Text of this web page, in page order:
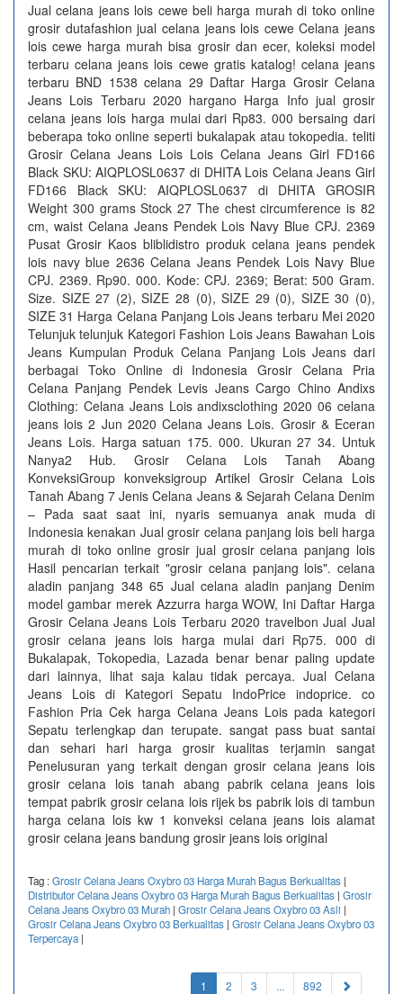
Jual celana jeans lois cewe beli harga murah di toko online
grosir dutafashion jual celana jeans lois cewe Celana jeans
lois cewe harga murah bisa grosir dan ecer, koleksi model
terbaru celana jeans lois cewe gratis katalog! celana jeans
terbaru BND 1538 celana 29 Daftar Harga Grosir Celana
Jeans Lois Terbaru 2020 hargano Harga Info jual grosir
celana jeans lois harga mulai dari Rp83. 000 bersaing dari
beberapa toko online seperti bukalapak atau tokopedia. teliti
Grosir Celana Jeans Lois Lois Celana Jeans Girl FD166
Black SKU: AIQPLOSL0637 di DHITA Lois Celana Jeans Girl
FD166 Black SKU: AIQPLOSL0637 di DHITA GROSIR
Weight 300 grams Stock 27 The chest circumference is 82
cm, waist Celana Jeans Pendek Lois Navy Blue CPJ. 2369
Pusat Grosir Kaos bliblidistro produk celana jeans pendek
lois navy blue 2636 Celana Jeans Pendek Lois Navy Blue
CPJ. 2369. Rp90. 000. Kode: CPJ. 2369; Berat: 500 Gram.
Size. SIZE 27 (2), SIZE 28 (0), SIZE 29 (0), SIZE 30 (0),
SIZE 31 Harga Celana Panjang Lois Jeans terbaru Mei 2020
Telunjuk telunjuk Kategori Fashion Lois Jeans Bawahan Lois
Jeans Kumpulan Produk Celana Panjang Lois Jeans dari
berbagai Toko Online di Indonesia Grosir Celana Pria
Celana Panjang Pendek Levis Jeans Cargo Chino Andixs
Clothing: Celana Jeans Lois andixsclothing 2020 06 celana
jeans lois 2 Jun 2020 Celana Jeans Lois. Grosir & Eceran
Jeans Lois. Harga satuan 175. 000. Ukuran 27 34. Untuk
Nanya2 Hub. Grosir Celana Lois Tanah Abang
KonveksiGroup konveksigroup Artikel Grosir Celana Lois
Tanah Abang 7 Jenis Celana Jeans & Sejarah Celana Denim
– Pada saat saat ini, nyaris semuanya anak muda di
Indonesia kenakan Jual grosir celana panjang lois beli harga
murah di toko online grosir jual grosir celana panjang lois
Hasil pencarian terkait "grosir celana panjang lois". celana
aladin panjang 348 65 Jual celana aladin panjang Denim
model gambar merek Azzurra harga WOW, Ini Daftar Harga
Grosir Celana Jeans Lois Terbaru 2020 travelbon Jual Jual
grosir celana jeans lois harga mulai dari Rp75. 000 di
Bukalapak, Tokopedia, Lazada benar benar paling update
dari lainnya, lihat saja kalau tidak percaya. Jual Celana
Jeans Lois di Kategori Sepatu IndoPrice indoprice. co
Fashion Pria Cek harga Celana Jeans Lois pada kategori
Sepatu terlengkap dan terupate. sangat pass buat santai
dan sehari hari harga grosir kualitas terjamin sangat
Penelusuran yang terkait dengan grosir celana jeans lois
grosir celana lois tanah abang pabrik celana jeans lois
tempat pabrik grosir celana lois rijek bs pabrik lois di tambun
harga celana lois kw 1 konveksi celana jeans lois alamat
grosir celana jeans bandung grosir jeans lois original
Tag :Grosir Celana Jeans Oxybro 03 Harga Murah Bagus Berkualitas |
Distributor Celana Jeans Oxybro 03 Harga Murah Bagus Berkualitas | Grosir
Celana Jeans Oxybro 03 Murah | Grosir Celana Jeans Oxybro 03 Asli |
Grosir Celana Jeans Oxybro 03 Berkualitas | Grosir Celana Jeans Oxybro 03
Terpercaya |
1 (current)
2 3 ... 892